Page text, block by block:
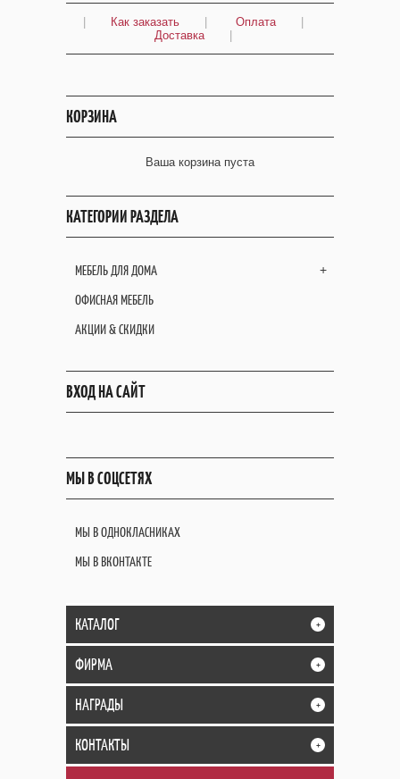
Как заказать Оплата
Доставка
КОРЗИНА
Ваша корзина пуста
КАТЕГОРИИ РАЗДЕЛА
+
МЕБЕЛЬ ДЛЯ ДОМА
ОФИСНАЯ МЕБЕЛЬ
АКЦИИ & СКИДКИ
ВХОД НА САЙТ
МЫ В СОЦСЕТЯХ
МЫ В ОДНОКЛАСНИКАХ
МЫ В ВКОНТАКТЕ
КАТАЛОГ +
ФИРМА +
НАГРАДЫ +
КОНТАКТЫ +